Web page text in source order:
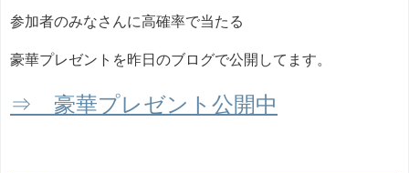
参加者のみなさんに高確率で当たる
豪華プレゼントを昨日のブログで公開してます。
⇒ 豪華プレゼント公開中